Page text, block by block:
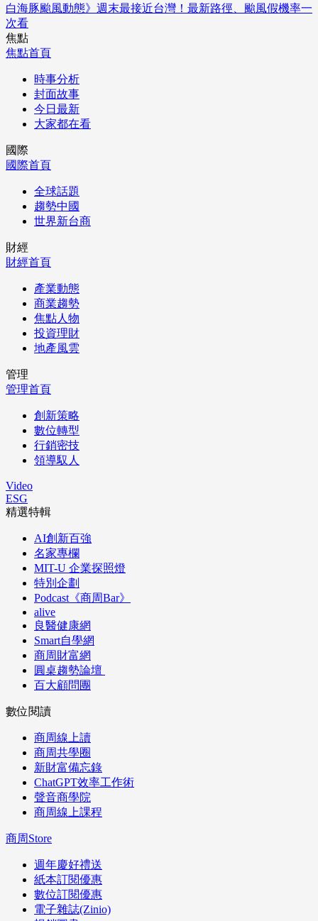
白海豚颱風動態》週末最接近台灣！最新路徑、颱風假機率一
次看
焦點
焦點首頁
時事分析
封面故事
今日最新
大家都在看
國際
國際首頁
全球話題
趨勢中國
世界新台商
財經
財經首頁
產業動態
商業趨勢
焦點人物
投資理財
地產風雲
管理
管理首頁
創新策略
數位轉型
行銷密技
領導馭人
Video
ESG
精選特輯
AI創新百強
名家專欄
MIT-U 企業探照燈
特別企劃
Podcast《商周Bar》
alive
良醫健康網
Smart自學網
商周財富網
圓桌趨勢論壇
百大顧問團
數位閱讀
商周線上讀
商周共學圈
新財富備忘錄
ChatGPT效率工作術
聲音商學院
商周線上課程
商周Store
週年慶好禮送
紙本訂閱優惠
數位訂閱優惠
電子雜誌(Zinio)